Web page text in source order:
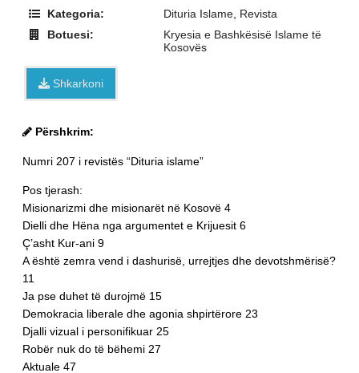
Kategoria: Dituria Islame Revista
Botuesi:
Kryesia e Bashkësisë Islame të
Kosovës
Shkarkoni
Përshkrim:
Numri 207 i revistës “Dituria islame”
Pos tjerash:
Misionarizmi dhe misionarët në Kosovë 4
Dielli dhe Hëna nga argumentet e Krijuesit 6
Ç’asht Kur-ani 9
A është zemra vend i dashurisë, urrejtjes dhe devotshmërisë?
11
Ja pse duhet të durojmë 15
Demokracia liberale dhe agonia shpirtërore 23
Djalli vizual i personifikuar 25
Robër nuk do të bëhemi 27
Aktuale 47